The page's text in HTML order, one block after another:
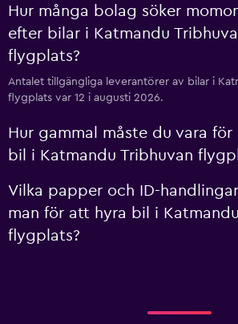
Hur många bolag söker
efter bilar i Katmandu
flygplats?
Antalet tillgängliga leverantörer av bilar i
flygplats var 12 i augusti 2026.
Hur gammal måste du vara
bil i Katmandu Tribhuvan
Vilka papper och ID-
man för att hyra bil i
flygplats?